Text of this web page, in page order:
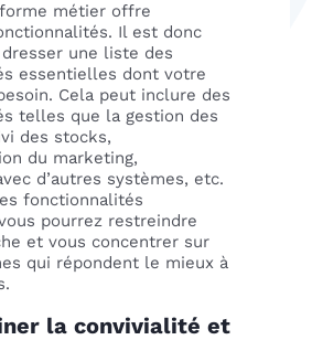
métier offre
Il est donc
une liste des
essentielles dont votre
Cela peut inclure des
telles que la gestion des
des stocks,
du marketing,
d’autres systèmes, etc.
fonctionnalités
pourrez restreindre
et vous concentrer sur
qui répondent le mieux à
la convivialité et